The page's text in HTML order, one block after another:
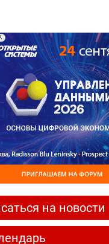
на новости